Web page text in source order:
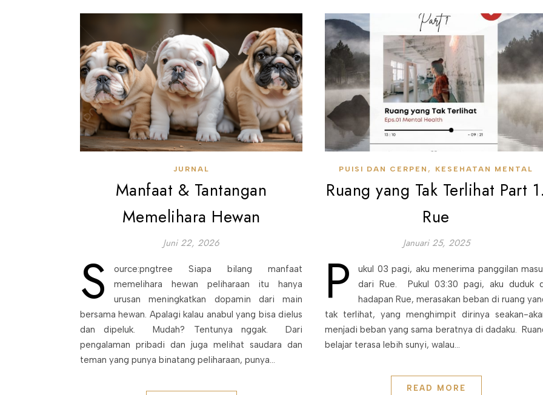
JURNAL
Manfaat & Tantangan
Memelihara Hewan
Juni 22, 2026
S
ource:pngtree Siapa bilang manfaat
memelihara hewan peliharaan itu hanya
urusan meningkatkan dopamin dari main
bersama hewan. Apalagi kalau anabul yang bisa dielus
dan dipeluk. Mudah? Tentunya nggak. Dari
pengalaman pribadi dan juga melihat saudara dan
teman yang punya binatang peliharaan, punya…
PUISI DAN CERPEN , KESEHATAN MENTAL
Ruang yang Tak Terlihat Part 1.
Rue
Januari 25, 2025
P
ukul 03 pagi, aku menerima panggilan
dari Rue. Pukul 03:30 pagi, aku duduk
hadapan Rue, merasakan beban di ruang
tak terlihat, yang menghimpit dirinya seakan-
menjadi beban yang sama beratnya di dadaku.
belajar terasa lebih sunyi, walau…
READ MORE